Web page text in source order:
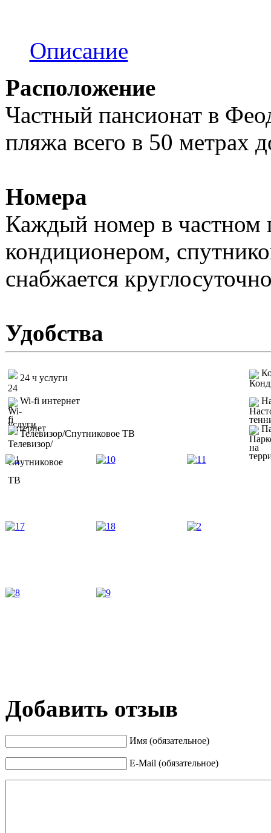
Описание
Расположение
Частный пансионат в
пляжа всего в 50 метрах
Номера
Каждый номер в частном
кондиционером,
снабжается
Удобства
24 ч услуги
Wi-fi интернет
Телевизор/Спутниковое ТВ
Добавить отзыв
Имя (обязательное)
E-Mail (обязательное)